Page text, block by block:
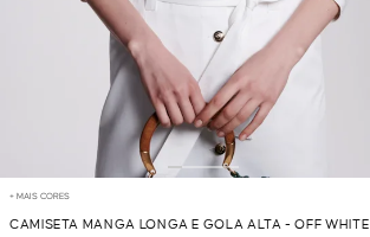
+ MAIS CORES
CAMISETA MANGA LONGA E GOLA ALTA - OFF WHITE